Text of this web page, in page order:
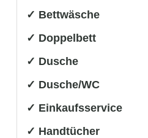
✓ Bettwäsche
✓ Doppelbett
✓ Dusche
✓ Dusche/WC
✓ Einkaufsservice
✓ Handtücher